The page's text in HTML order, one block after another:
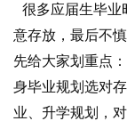
很多应届生毕业
意存放，最后不
先给大家划重点
身毕业规划选对
业、升学规划，